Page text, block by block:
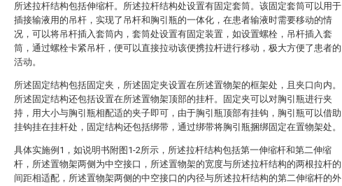
所述拉杆结构包括伸缩杆。所述拉杆结构处设置有固定套筒。该固定套筒可以用于
插接输液用的吊杆，实现了吊杆和胸引瓶的一体化，在患者输液时需要移动的情
况，可以将吊杆插入套筒内，套筒处设置有固定装置，如设置螺栓，吊杆插入套
筒，通过螺栓卡紧吊杆，便可以直接拉动该便携拉杆进行移动，极大方便了患者的
活动。
所述固定结构包括固定夹，所述固定夹设置在所述置物架的框架处，且夹口向内。
所述固定结构还包括设置在所述置物架顶部的挂杆。固定夹可以对胸引瓶进行夹
持，用大小与胸引瓶相配适的夹子即可，由于胸引瓶顶部有挂钩，胸引瓶可以借助
挂钩挂在挂杆处，固定结构还包括绑带，通过绑带将胸引瓶捆绑固定在置物架处。
具体实施例1，如说明书附图1-2所示，所述拉杆结构包括第一伸缩杆和第二伸缩
杆，所述置物架两侧为中空接口，所述置物架的宽度与所述拉杆结构的两根拉杆的
间距相适配，所述置物架两侧的中空接口的内径与所述拉杆结构的第二伸缩杆的外